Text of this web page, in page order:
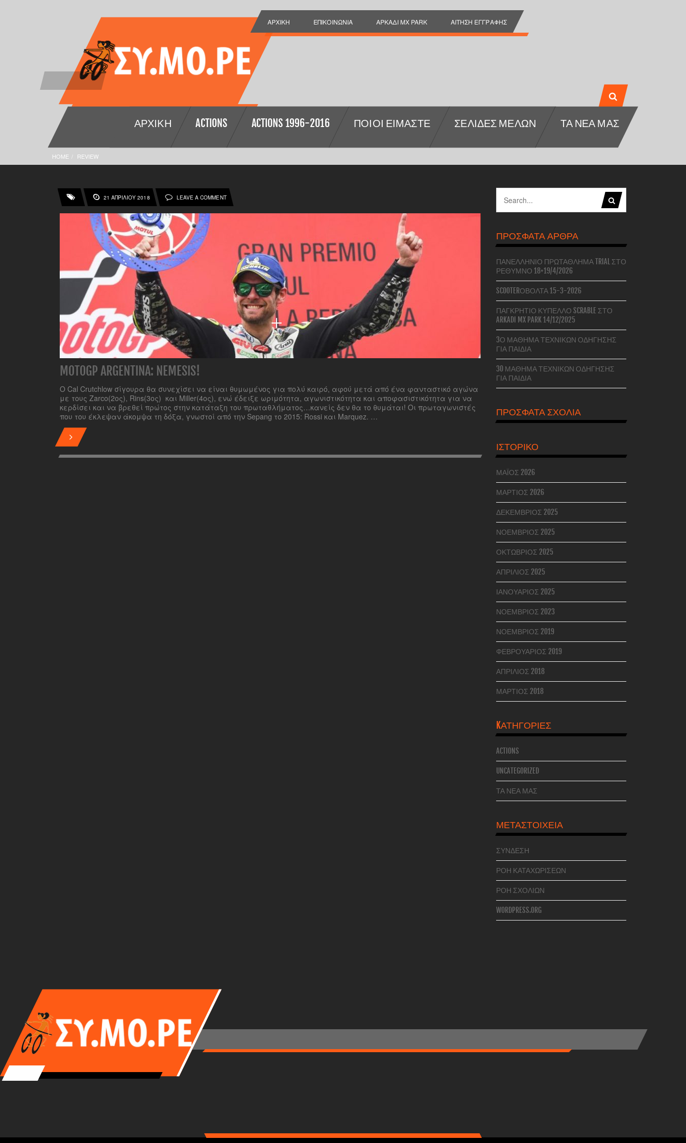
ΑΡΧΙΚΉ ΕΠΙΚΟΙΝΩΝΊΑ ΑΡΚΑΔΙ MX PARK ΑΊΤΗΣΗ ΕΓΓΡΑΦΉΣ
ΑΡΧΙΚΉ ACTIONS ACTIONS 1996-2016 ΠΟΙΟΙ ΕΊΜΑΣΤΕ ΣΕΛΊΔΕΣ ΜΕΛΏΝ ΤΑ ΝΕΑ ΜΑΣ
HOME REVIEW
21 ΑΠΡΙΛΊΟΥ 2018 LEAVE A COMMENT
+
MOTOGP ARGENTINA: NEMESIS!
Ο Cal Crutchlow σίγουρα θα συνεχίσει να είναι θυμωμένος για πολύ καιρό, αφού μετά από ένα φανταστικό αγώνα
με τους Zarco(2ος), Rins(3ος) και Miller(4ος), ενώ έδειξε ωριμότητα, αγωνιστικότητα και αποφασιστικότητα για να
κερδίσει και να βρεθεί πρώτος στην κατάταξη του πρωταθλήματος…κανείς δεν θα το θυμάται! Οι πρωταγωνιστές
που του έκλεψαν άκομψα τη δόξα, γνωστοί από την Sepang το 2015: Rossi και Marquez. …
ΠΡΌΣΦΑΤΑ ΆΡΘΡΑ
ΠΑΝΕΛΛΉΝΙΟ ΠΡΩΤΆΘΛΗΜΑ TRIAL ΣΤΟ
ΡΈΘΥΜΝΟ 18+19/4/2026
SCOOTERΌΒΟΛΤΑ 15-3-2026
ΠΑΓΚΡΉΤΙΟ ΚΎΠΕΛΛΟ SCRABLE ΣΤΟ
ARKADI MX PARK 14/12/2025
3Ο ΜΆΘΗΜΑ ΤΕΧΝΙΚΏΝ ΟΔΉΓΗΣΗΣ
ΓΙΑ ΠΑΙΔΙΆ
3O ΜΆΘΗΜΑ ΤΕΧΝΙΚΏΝ ΟΔΉΓΗΣΗΣ
ΓΙΑ ΠΑΙΔΙΆ
ΠΡΌΣΦΑΤΑ ΣΧΌΛΙΑ
ΙΣΤΟΡΙΚΌ
ΜΆΙΟΣ 2026
ΜΆΡΤΙΟΣ 2026
ΔΕΚΈΜΒΡΙΟΣ 2025
ΝΟΈΜΒΡΙΟΣ 2025
ΟΚΤΏΒΡΙΟΣ 2025
ΑΠΡΊΛΙΟΣ 2025
ΙΑΝΟΥΆΡΙΟΣ 2025
ΝΟΈΜΒΡΙΟΣ 2023
ΝΟΈΜΒΡΙΟΣ 2019
ΦΕΒΡΟΥΆΡΙΟΣ 2019
ΑΠΡΊΛΙΟΣ 2018
ΜΆΡΤΙΟΣ 2018
KΑΤΗΓΟΡΊΕΣ
ACTIONS
UNCATEGORIZED
ΤΑ ΝΕΑ ΜΑΣ
ΜΕΤΑΣΤΟΙΧΕΊΑ
ΣΎΝΔΕΣΗ
ΡΟΉ ΚΑΤΑΧΩΡΊΣΕΩΝ
ΡΟΉ ΣΧΟΛΊΩΝ
WORDPRESS.ORG